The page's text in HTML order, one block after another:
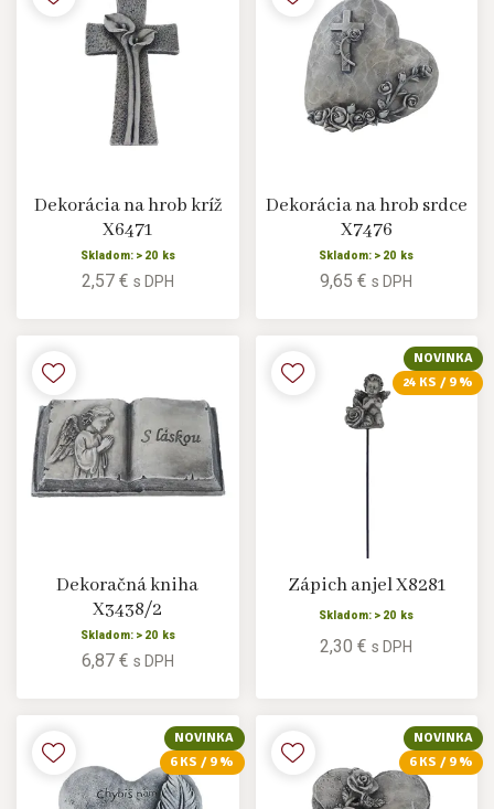
Dekorácia na hrob kríž
X6471
Skladom: > 20 ks
2,57 € s DPH
Dekorácia na hrob srdce
X7476
Skladom: > 20 ks
9,65 €s DPH
Dekoračná kniha
X3438/2
Skladom: > 20 ks
6,87 € s DPH
NOVINKA
24 KS / 9 %
Zápich anjel X8281
Skladom: > 20 ks
2,30 €s DPH
NOVINKA
6 KS / 9 %
NOVINKA
6 KS / 9 %